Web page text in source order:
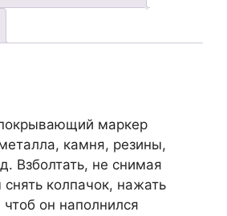
маркер
камня, резины,
Взболтать, не снимая
снять колпачок, нажать
чтоб он наполнился